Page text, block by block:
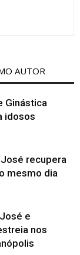
AUTOR
Ginástica
idosos
recupera
mesmo dia
e
nos